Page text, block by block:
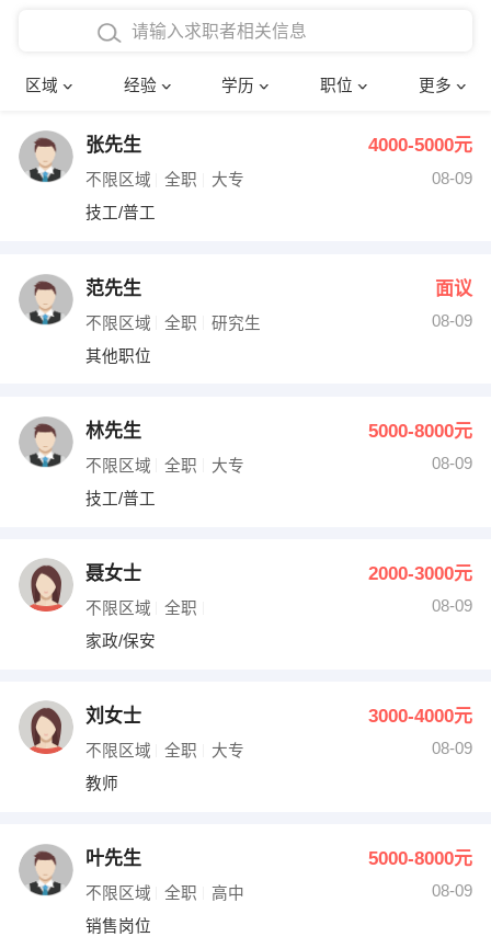
区域 经验 学历 职位 更多
在校学生工作经验
四年以上工作经验
五年以上工作经验
博士
文员 护士
财务会计
网络IT
收银员
水电/机修
编辑 法律
其他职位
确定
张先生 4000-5000元
不限区域 全职 大专
08-09
技工/普工
范先生 面议
不限区域 全职 研究生
08-09
其他职位
林先生 5000-8000元
不限区域 全职 大专
08-09
技工/普工
聂女士 2000-3000元
不限区域 全职
08-09
家政/保安
刘女士 3000-4000元
不限区域 全职 大专
08-09
教师
叶先生 5000-8000元
不限区域 全职 高中
08-09
销售岗位